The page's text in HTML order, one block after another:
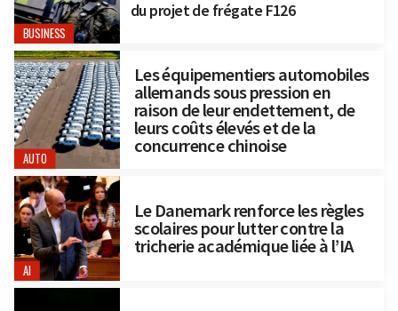
BUSINESS
du projet de frégate F126
AUTO
Les équipementiers automobiles
allemands sous pression en
raison de leur endettement, de
leurs coûts élevés et de la
concurrence chinoise
AI
Le Danemark renforce les règles
scolaires pour lutter contre la
tricherie académique liée à l’IA